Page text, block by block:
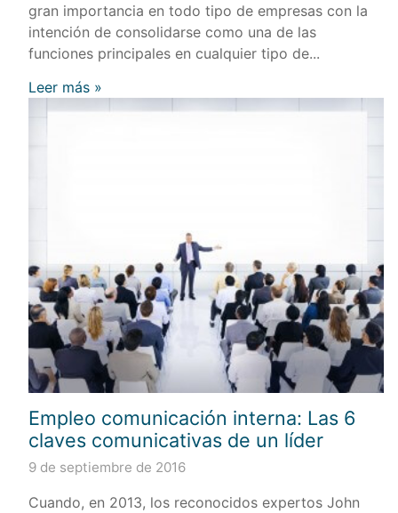
gran importancia en todo tipo de empresas con la
intención de consolidarse como una de las
funciones principales en cualquier tipo de...
Leer más »
Empleo comunicación interna: Las 6
claves comunicativas de un líder
9 de septiembre de 2016
Cuando, en 2013, los reconocidos expertos John